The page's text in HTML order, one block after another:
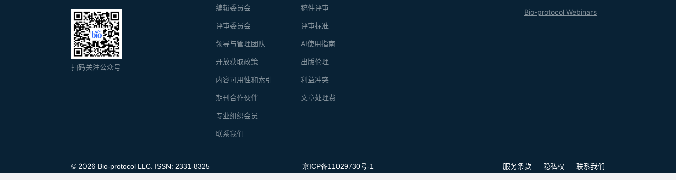
Bio-protocol Webinars
稿件评审
评审标准
AI使用指南
出版伦理
利益冲突
文章处理费
编辑委员会
评审委员会
领导与管理团队
开放获取政策
内容可用性和索引
期刊合作伙伴
专业组织会员
联系我们
扫码关注公众号
© 2026 Bio-protocol LLC. ISSN: 2331-8325 京ICP备11029730号-1 服务条款 隐私权 联系我们